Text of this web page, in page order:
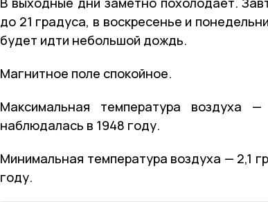
до 21 градуса, в воскресенье и
будет идти небольшой дождь.
Магнитное поле спокойное.
Максимальная температура
наблюдалась в 1948 году.
Минимальная температура воздуха — 2,1
году.